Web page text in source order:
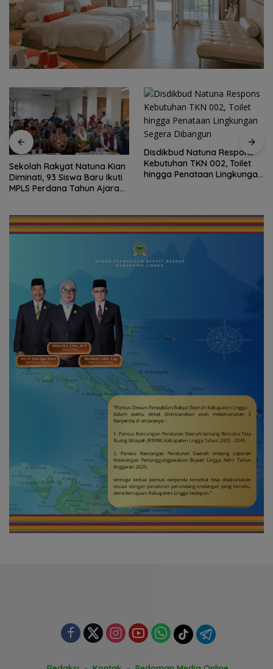
Sekolah Rakyat Natuna Kian
Diminati, 93 Siswa Baru Ikuti
MPLS Perdana Tahun Ajaran
Disdikbud Natuna Respons
Kebutuhan TKN 002, Toilet
hingga Penataan Lingkungan